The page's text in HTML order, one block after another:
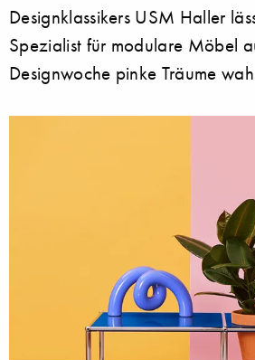
Designklassikers USM Haller
Spezialist für modulare Möbel
Designwoche pinke Träume